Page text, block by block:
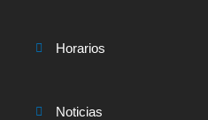
Horarios
Noticias